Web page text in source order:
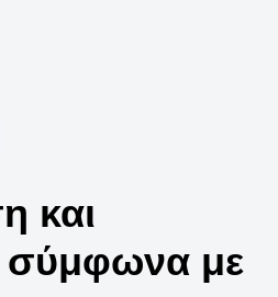
και
σύμφωνα με